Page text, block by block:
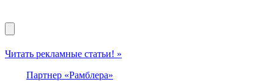
Читать рекламные статьи! »
Партнер «Рамблера»